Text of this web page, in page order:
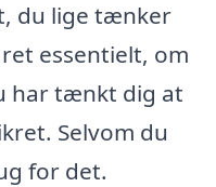
du lige tænker
essentielt, om
har tænkt dig at
Selvom du
for det.